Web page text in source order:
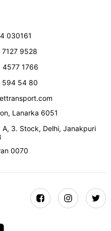
030161
9528
4577 1766
594 54 80
, Lanarka 6051
A, 3. Stock, Delhi,Janakpuri
0070